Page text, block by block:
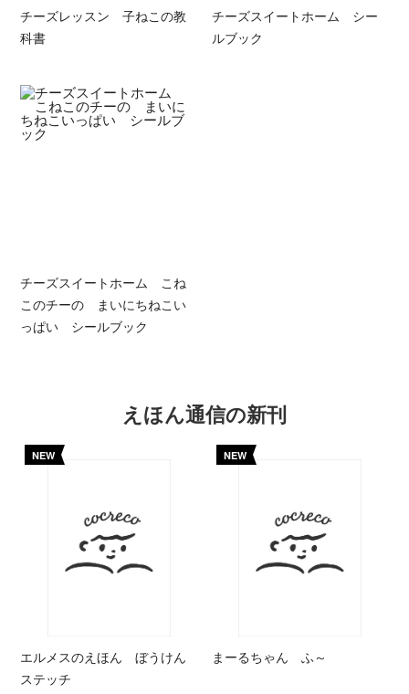
チーズレッスン 子ねこの教
科書
チーズスイートホーム シー
ルブック
チーズスイートホーム こね
このチーの まいにちねこい
っぱい シールブック
えほん通信の新刊
NEW
エルメスのえほん ぼうけん
ステッチ
NEW
まーるちゃん ふ～